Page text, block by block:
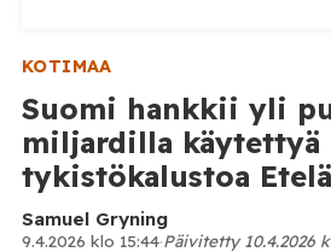
KOTIMAA
Suomi hankkii yli
miljardilla käytettyä
tykistökalustoa
Samuel Gryning
9.4.2026 klo 15:44·Päivitetty 10.4.2026